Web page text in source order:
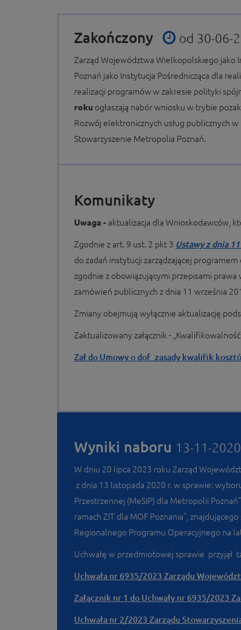
Zakończony od 30-06-
Zarząd Województwa Wielkopolskiego jako
Poznań jako Instytucja Pośrednicząca dla
realizacji programów w zakresie polityki
roku ogłaszają nabór wniosku w trybie
Rozwój elektronicznych usług publicznych
Stowarzyszenie Metropolia Poznań.
Komunikaty
Uwaga - aktualizacja dla Wnioskodawców,
Zgodnie z art. 9 ust. 2 pkt 3 Ustawy z dnia
do zadań instytucji zarządzającej
zgodnie z obowiązującymi przepisami
zamówień publicznych z dnia 11 września
Zmiany obejmują wyłącznie aktualizację
Zaktualizowany załącznik -
Zał do Umowy o dof_zasady kwalifik
Wyniki naboru 13-11-2020
W dniu 20 lipca 2023 roku Zarząd
z dnia 13 listopada 2020 r. w sprawie:
Przestrzennej (MeSIP) dla Metropolii
ramach ZIT dla MOF Poznania”,
Regionalnego Programu Operacyjnego na
Uchwałę w przedmiotowej sprawie przyjął
Uchwała nr 6935/2023 Zarządu
Załącznik nr 1 do Uchwały nr 6935/2023
Uchwała nr 2/2023 Zarządu